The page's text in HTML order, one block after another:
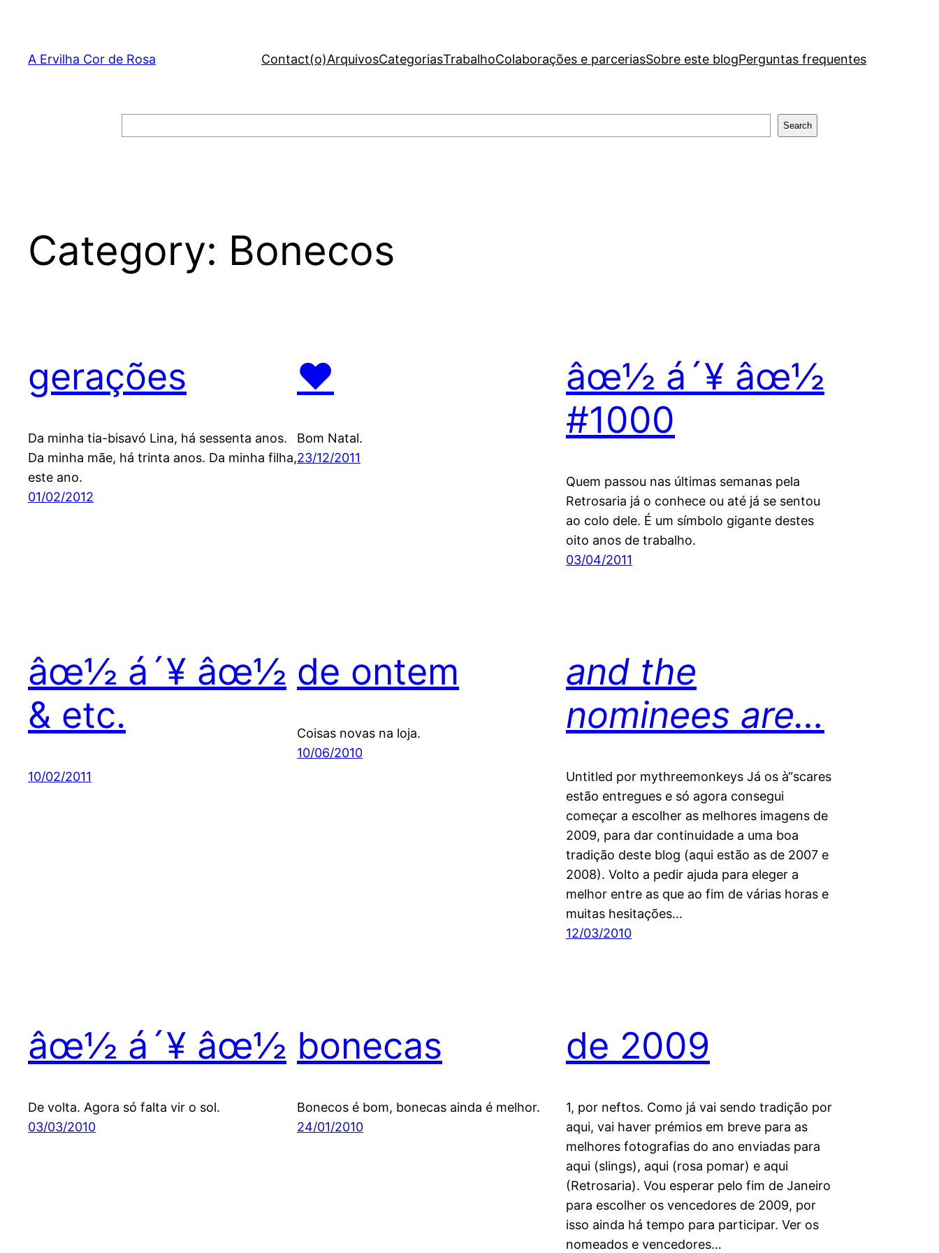
content
A Ervilha Cor de Rosa Contact(o)ArquivosCategoriasTrabalhoColaborações e parceriasSobre este blogPerguntas frequentes
Search
Category: Bonecos
gerações
Da minha tia-bisavó Lina, há sessenta anos.
Da minha mãe, há trinta anos. Da minha filha,
este ano.
01/02/2012
♥
Bom Natal.
23/12/2011
âœ½ á´¥ âœ½
#1000
Quem passou nas últimas semanas pela
Retrosaria já o conhece ou até já se sentou
ao colo dele. É um símbolo gigante destes
oito anos de trabalho.
03/04/2011
âœ½ á´¥ âœ½
& etc.
10/02/2011
de ontem
Coisas novas na loja.
10/06/2010
and the
nominees are…
Untitled por mythreemonkeys Já os à“scares
estão entregues e só agora consegui
começar a escolher as melhores imagens de
2009, para dar continuidade a uma boa
tradição deste blog (aqui estão as de 2007 e
2008). Volto a pedir ajuda para eleger a
melhor entre as que ao fim de várias horas e
muitas hesitações…
12/03/2010
âœ½ á´¥ âœ½
De volta. Agora só falta vir o sol.
03/03/2010
bonecas
Bonecos é bom, bonecas ainda é melhor.
24/01/2010
de 2009
1, por neftos. Como já vai sendo tradição por
aqui, vai haver prémios em breve para as
melhores fotografias do ano enviadas para
aqui (slings), aqui (rosa pomar) e aqui
(Retrosaria). Vou esperar pelo fim de Janeiro
para escolher os vencedores de 2009, por
isso ainda há tempo para participar. Ver os
nomeados e vencedores…